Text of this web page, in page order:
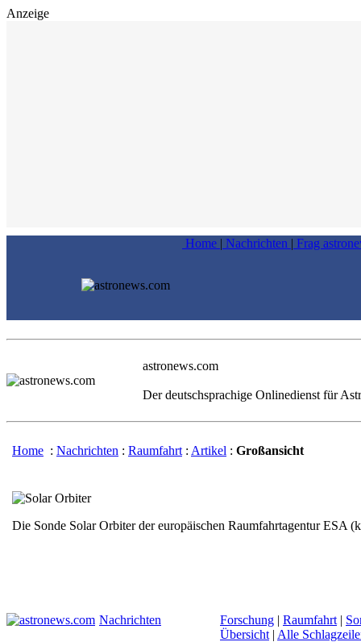
Anzeige
Home | Nachrichten | Frag
astronews.com
Der deutschsprachige Onlinedienst für
Home : Nachrichten : Raumfahrt : Artikel : Großansicht
Die Sonde Solar Orbiter der europäischen Raumfahrtagentur ESA
Nachrichten Forschung | Raumfahrt |
Übersicht | Alle